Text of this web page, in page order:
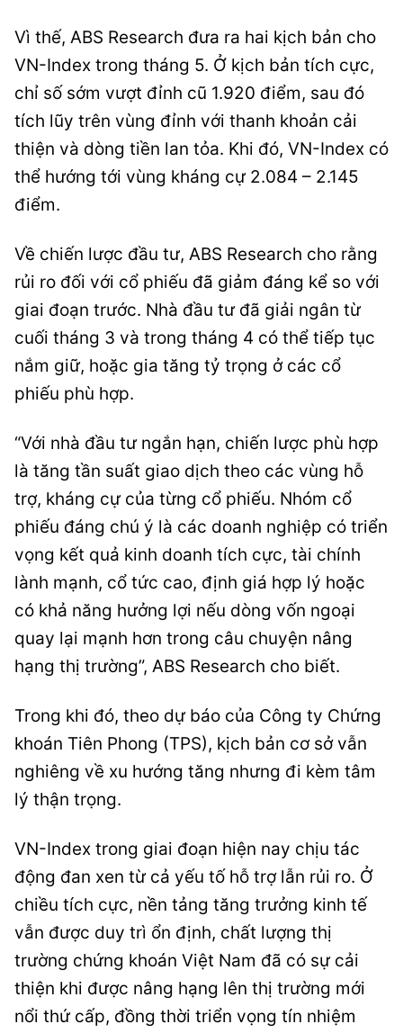
Vì thế, ABS Research đưa ra hai kịch bản cho
VN-Index trong tháng 5. Ở kịch bản tích cực,
chỉ số sớm vượt đỉnh cũ 1.920 điểm, sau đó
tích lũy trên vùng đỉnh với thanh khoản cải
thiện và dòng tiền lan tỏa. Khi đó, VN-Index có
thể hướng tới vùng kháng cự 2.084 – 2.145
điểm.
Về chiến lược đầu tư, ABS Research cho rằng
rủi ro đối với cổ phiếu đã giảm đáng kể so với
giai đoạn trước. Nhà đầu tư đã giải ngân từ
cuối tháng 3 và trong tháng 4 có thể tiếp tục
nắm giữ, hoặc gia tăng tỷ trọng ở các cổ
phiếu phù hợp.
“Với nhà đầu tư ngắn hạn, chiến lược phù hợp
là tăng tần suất giao dịch theo các vùng hỗ
trợ, kháng cự của từng cổ phiếu. Nhóm cổ
phiếu đáng chú ý là các doanh nghiệp có triển
vọng kết quả kinh doanh tích cực, tài chính
lành mạnh, cổ tức cao, định giá hợp lý hoặc
có khả năng hưởng lợi nếu dòng vốn ngoại
quay lại mạnh hơn trong câu chuyện nâng
hạng thị trường”, ABS Research cho biết.
Trong khi đó, theo dự báo của Công ty Chứng
khoán Tiên Phong (TPS), kịch bản cơ sở vẫn
nghiêng về xu hướng tăng nhưng đi kèm tâm
lý thận trọng.
VN-Index trong giai đoạn hiện nay chịu tác
động đan xen từ cả yếu tố hỗ trợ lẫn rủi ro. Ở
chiều tích cực, nền tảng tăng trưởng kinh tế
vẫn được duy trì ổn định, chất lượng thị
trường chứng khoán Việt Nam đã có sự cải
thiện khi được nâng hạng lên thị trường mới
nổi thứ cấp, đồng thời triển vọng tín nhiệm